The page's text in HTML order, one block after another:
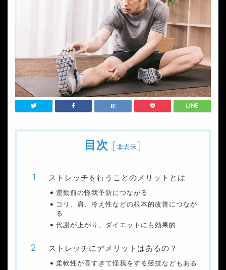
目次 [非表示]
ストレッチを行うことのメリットとは
運動前の怪我予防につながる
コリ、肩、冷え性などの根本的改善につなが
る
代謝が上がり、ダイエットにも効果的
ストレッチにデメリットはあるの？
柔軟性が高すぎて怪我をする競技などもある